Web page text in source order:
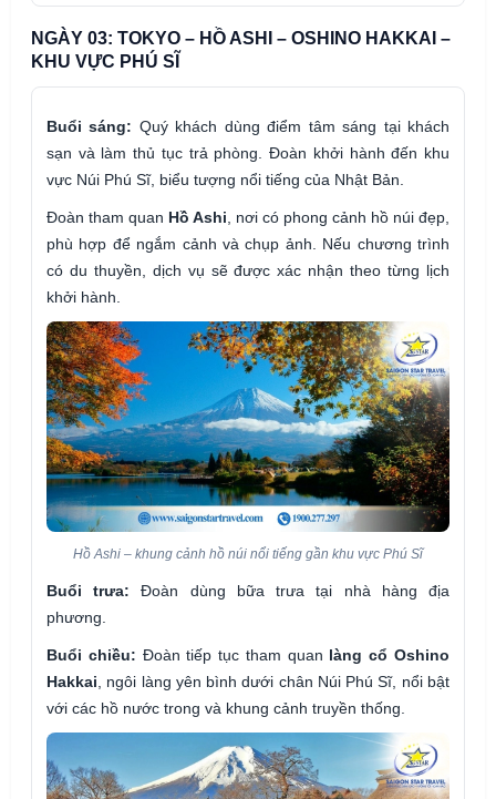
NGÀY 03: TOKYO – HỒ ASHI – OSHINO HAKKAI –
KHU VỰC PHÚ SĨ
Buổi sáng: Quý khách dùng điểm tâm sáng tại khách
sạn và làm thủ tục trả phòng. Đoàn khởi hành đến khu
vực Núi Phú Sĩ, biểu tượng nổi tiếng của Nhật Bản.
Đoàn tham quan Hồ Ashi , nơi có phong cảnh hồ núi đẹp,
phù hợp để ngắm cảnh và chụp ảnh. Nếu chương trình
có du thuyền, dịch vụ sẽ được xác nhận theo từng lịch
khởi hành.
Hồ Ashi – khung cảnh hồ núi nổi tiếng gần khu vực Phú Sĩ
Buổi trưa: Đoàn dùng bữa trưa tại nhà hàng địa
phương.
Buổi chiều: Đoàn tiếp tục tham quan làng cổ Oshino
Hakkai, ngôi làng yên bình dưới chân Núi Phú Sĩ, nổi bật
với các hồ nước trong và khung cảnh truyền thống.